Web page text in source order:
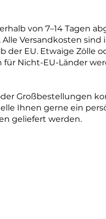
von 7–14 Tagen
Versandkosten sind
EU. Etwaige Zölle
Nicht-EU-Länder
Großbestellungen
Ihnen gerne ein
geliefert werden.